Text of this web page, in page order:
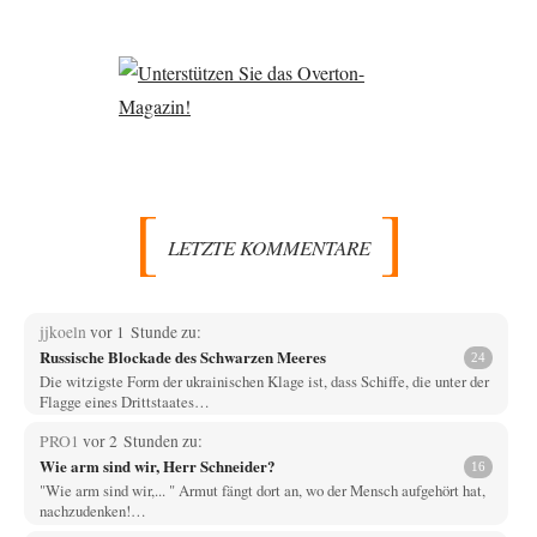
LETZTE KOMMENTARE
jjkoeln vor 1 Stunde zu:
Russische Blockade des Schwarzen Meeres 24
Die witzigste Form der ukrainischen Klage ist, dass Schiffe, die unter der
Flagge eines Drittstaates…
PRO1 vor 2 Stunden zu:
Wie arm sind wir, Herr Schneider? 16
"Wie arm sind wir,... " Armut fängt dort an, wo der Mensch aufgehört hat,
nachzudenken!…